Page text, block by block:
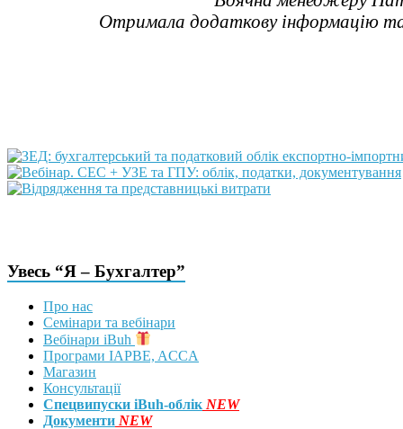
Отримала додаткову інформацію та
Увесь “Я – Бухгалтер”
Про нас
Семінари та вебінари
Вебінари iBuh
Програми IAPBE, ACCA
Магазин
Консультації
Спецвипуски iBuh-облік NEW
Документи NEW